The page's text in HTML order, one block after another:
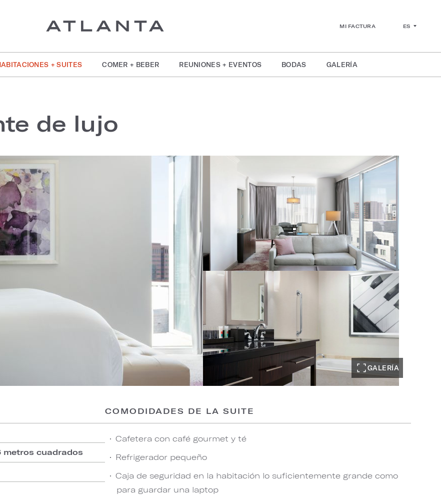
MI FACTURA ES
+ SUITES COMER + BEBER REUNIONES + EVENTOS BODAS GALERÍA
de lujo
GALERÍA
metros cuadrados
COMODIDADES DE LA SUITE
Cafetera con café gourmet y té
Refrigerador pequeño
Caja de seguridad en la habitación lo suficientemente grande como
para guardar una laptop